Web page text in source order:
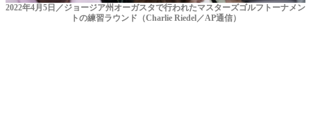
2022年4月5日／ジョージア州オーガスタで行われたマスターズゴルフトーナメン
トの練習ラウンド（Charlie Riedel／AP通信）